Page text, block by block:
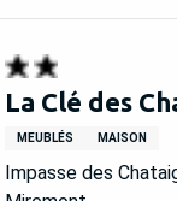
La Clé des
MEUBLÉS MAISON
Impasse des